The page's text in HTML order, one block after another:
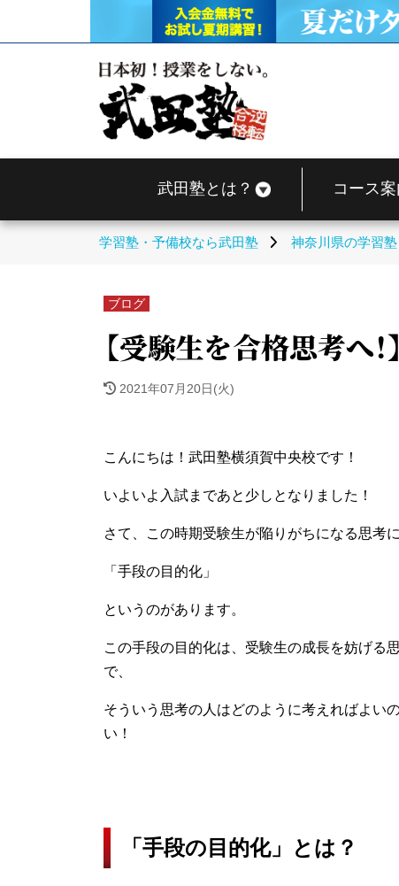
武田塾とは？ コース
学習塾・予備校なら武田塾 神奈川県の学習
ブログ
【受験生を合格思考へ
2021年07月20日(火)
こんにちは！武田塾横須賀中央校です！
いよいよ入試まであと少しとなりました！
さて、この時期受験生が陥りがちになる思考に
「手段の目的化」
というのがあります。
この手段の目的化は、受験生の成長を妨げる
で、
そういう思考の人はどのように考えればよい
い！
「手段の目的化」とは？